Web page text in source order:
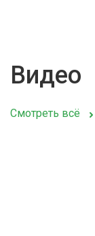
Видео
Смотреть всё